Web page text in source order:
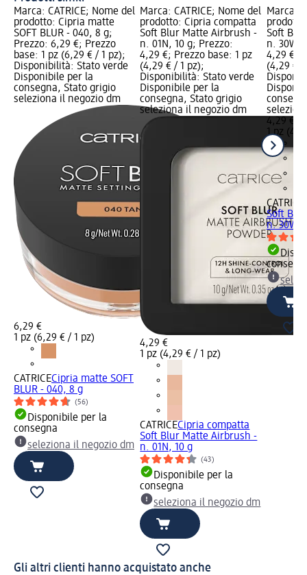
Marca: CATRICE; Nome del
prodotto: Cipria matte
SOFT BLUR - 040, 8 g;
Prezzo: 6,29 €; Prezzo
base: 1 pz (6,29 € / 1 pz);
Disponibilità: Stato verde
Disponibile per la
consegna, Stato grigio
seleziona il negozio dm
6,29 €
1 pz (6,29 € / 1 pz)
CATRICECipria matte SOFT
BLUR - 040, 8 g
(56)
Disponibile per la
consegna
seleziona il negozio dm
Marca: CATRICE; Nome del
prodotto: Cipria compatta
Soft Blur Matte Airbrush -
n. 01N, 10 g; Prezzo:
4,29 €; Prezzo base: 1 pz
(4,29 € / 1 pz);
Disponibilità: Stato verde
Disponibile per la
consegna, Stato grigio
seleziona il negozio dm
4,29 €
1 pz (4,29 € / 1 pz)
CATRICECipria compatta
Soft Blur Matte Airbrush -
n. 01N, 10 g
(43)
Disponibile per la
consegna
seleziona il negozio dm
Marca:
Soft
n. 30W,
4,29 €;
(4,29 € /
4,29 €
1 pz
CATRICE
Soft
n. 30W,
Gli altri clienti hanno acquistato anche